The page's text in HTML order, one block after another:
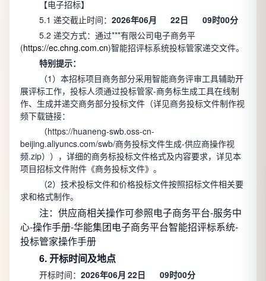
【电子招标】
5.1 递交截止时间： 2026年06月 22日
09时00分
5.2 递交方式：通过***有限公司电子商务平
(https://ec.chng.com.cn)智能招评标系统投标管家递交文件。
特别提示：
（1）本招标项目商务部分采用智能商务评审工具辅助开
展评标工作，投标人须通过投标管家-商务标生成工具在线制
作、生成并递交商务部分投标文件（详见商务投标文件制作视
频下载链接：
（https://huaneng-swb.oss-cn-
beijing.aliyuncs.com/swb/商务投标文件生成-供应商操作视
频.zip）），详细的商务标投标文件格式及内容要求，详见本
项目招标文件附件《商务投标文件》。
（2）技术投标文件和价格投标文件按照招标文件相关要
求和格式制作。
注：供应商相关操作可参照电子商务平台-服务中
心-操作手册-华能集团电子商务平台智能招评标系统-
投标管家操作手册
6. 开标时间及地点
开标时间： 2026年06月 22日
09时00分